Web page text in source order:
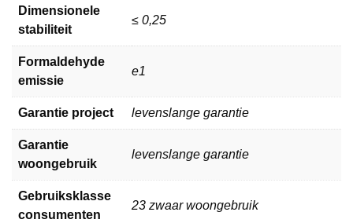
Dimensionele
stabiliteit
≤ 0,25
Formaldehyde
emissie
e1
Garantie project levenslange garantie
Garantie
woongebruik
levenslange garantie
Gebruiksklasse
consumenten
23 zwaar woongebruik